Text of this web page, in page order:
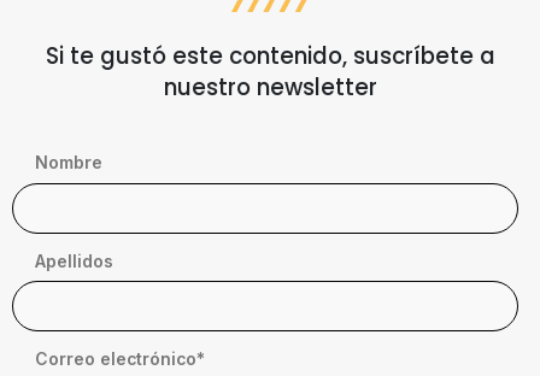
Si te gustó este contenido, suscríbete a
nuestro newsletter
Nombre
Apellidos
Correo electrónico*